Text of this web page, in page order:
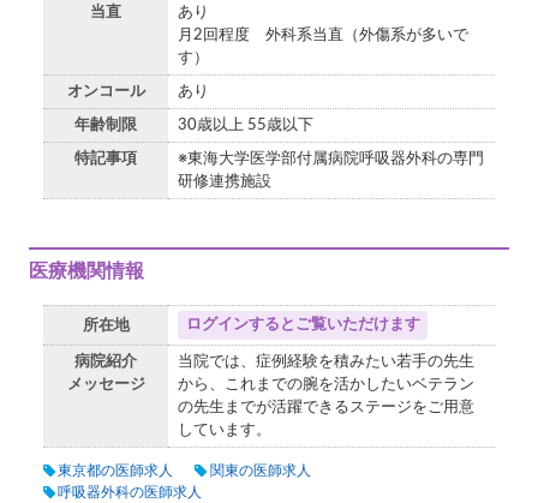
当直
あり
月2回程度 外科系当直（外傷系が多いで
す）
オンコール あり
年齢制限 30歳以上 55歳以下
特記事項
※東海大学医学部付属病院呼吸器外科の専門
研修連携施設
医療機関情報
所在地 ログインするとご覧いただけます
病院紹介
メッセージ
当院では、症例経験を積みたい若手の先生
から、これまでの腕を活かしたいベテラン
の先生までが活躍できるステージをご用意
しています。
東京都の医師求人
関東の医師求人
呼吸器外科の医師求人